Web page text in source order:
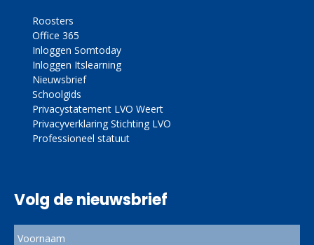
Roosters
Office 365
Inloggen Somtoday
Inloggen Itslearning
Nieuwsbrief
Schoolgids
Privacystatement LVO Weert
Privacyverklaring Stichting LVO
Professioneel statuut
Volg de nieuwsbrief